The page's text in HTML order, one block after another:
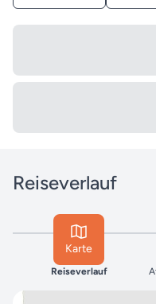
Reiseverlauf
Karte
Reiseverlauf